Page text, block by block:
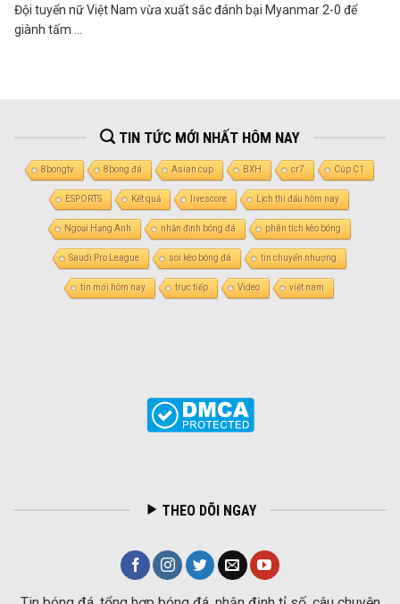
Đội tuyển nữ Việt Nam vừa xuất sắc đánh bại Myanmar 2-0 để
giành tấm ...
TIN TỨC MỚI NHẤT HÔM NAY
8bongtv 8bong đá Asian cup BXH cr7 Cúp C1
ESPORTS Kết quả livescore Lịch thi đấu hôm nay
Ngoại Hạng Anh nhận định bóng đá phân tích kèo bóng
Saudi Pro League soi kèo bóng đá tin chuyển nhượng
tin mới hôm nay trực tiếp Video việt nam
THEO DÕI NGAY